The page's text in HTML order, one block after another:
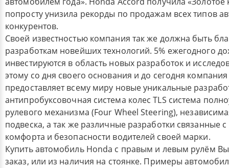
попросту унизила рекорды по продажам всех типов
конкурентов.
Своей известностью компания так же должна быть
разработкам новейших технологий. 5% ежегодного
инвестируются в область новых разработок и
этому со дня своего основания и до сегодня
предоставляет всему миру новые уникальные
антипробуксовочная система колес TLS система
рулевого механизма (Four Wheel Steering),
подвеска, а так же различные разработки связанные
комфорта и безопасности водителей своей марки.
Купить автомобиль Honda с правым и левым рулём
заказ, или из наличия на стоянке. Примеры